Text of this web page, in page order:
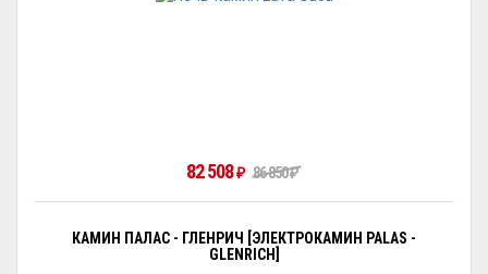
82 508 ₽ 86 850₽
КАМИН ПАЛАС - ГЛЕНРИЧ [ЭЛЕКТРОКАМИН PALAS -
GLENRICH]